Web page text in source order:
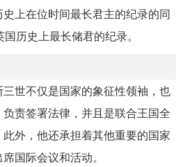
上在位时间最长君主的纪录的同
历史上最长储君的纪录。
世不仅是国家的象征性领袖，也
责签署法律，并且是联合王国全
外，他还承担着其他重要的国家
国际会议和活动。